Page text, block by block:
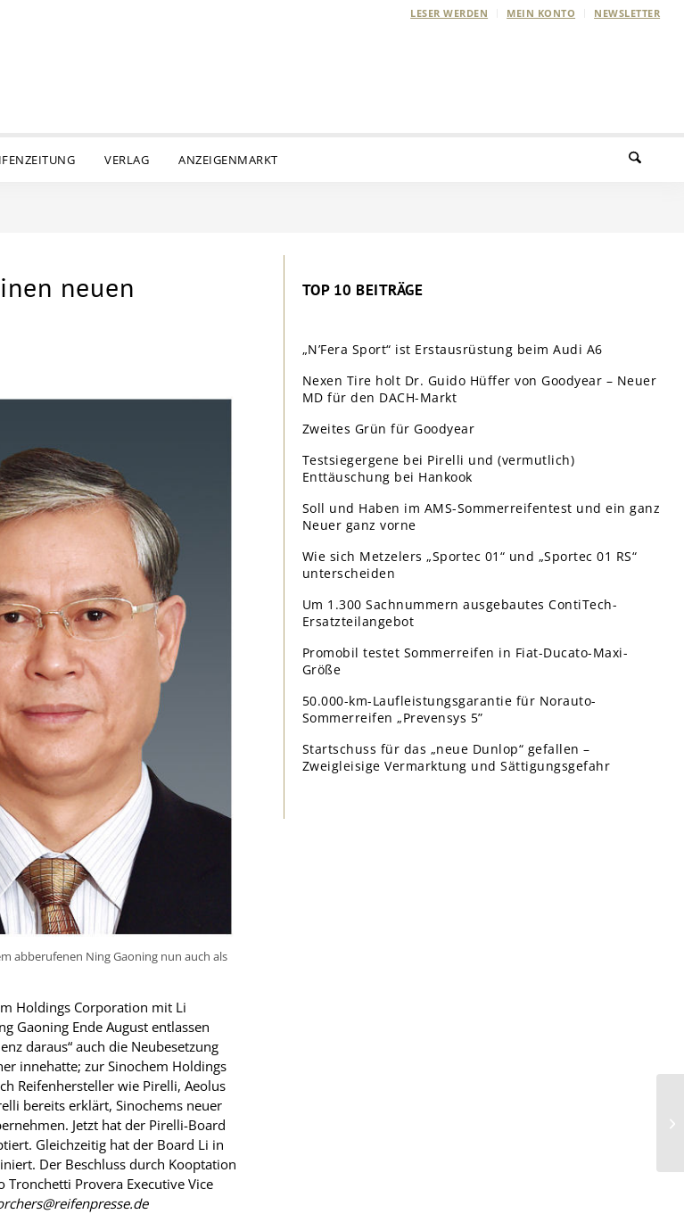
LESER WERDEN MEIN KONTO NEWSLETTER
VERLAG ANZEIGENMARKT
neuen
abberufenen Ning Gaoning nun auch als
Holdings Corporation mit Li
Gaoning Ende August entlassen
daraus“ auch die Neubesetzung
innehatte; zur Sinochem Holdings
Reifenhersteller wie Pirelli, Aeolus
bereits erklärt, Sinochems neuer
Jetzt hat der Pirelli-Board
Gleichzeitig hat der Board Li in
Der Beschluss durch Kooptation
Provera Executive Vice
TOP 10 BEITRÄGE
„N’Fera Sport“ ist Erstausrüstung beim Audi A6
Nexen Tire holt Dr. Guido Hüffer von Goodyear – Neuer
MD für den DACH-Markt
Zweites Grün für Goodyear
Testsiegergene bei Pirelli und (vermutlich)
Enttäuschung bei Hankook
Soll und Haben im AMS-Sommerreifentest und ein ganz
Neuer ganz vorne
Wie sich Metzelers „Sportec 01“ und „Sportec 01 RS“
unterscheiden
Um 1.300 Sachnummern ausgebautes ContiTech-
Ersatzteilangebot
Promobil testet Sommerreifen in Fiat-Ducato-Maxi-
Größe
50.000-km-Laufleistungsgarantie für Norauto-
Sommerreifen „Prevensys 5”
Startschuss für das „neue Dunlop“ gefallen –
Zweigleisige Vermarktung und Sättigungsgefahr